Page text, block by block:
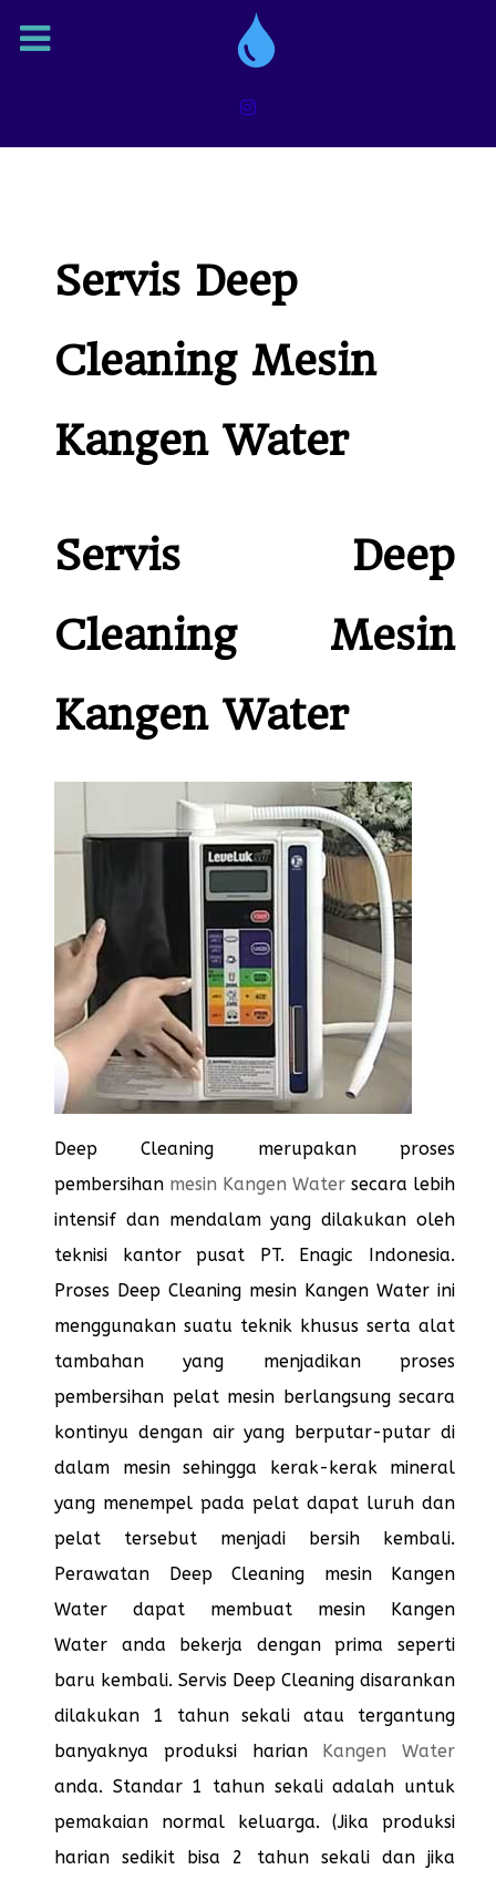
Servis Deep
Cleaning Mesin
Kangen Water
Servis Deep
Cleaning Mesin
Kangen Water
Deep Cleaning merupakan proses
pembersihan mesin Kangen Water secara lebih
intensif dan mendalam yang dilakukan oleh
teknisi kantor pusat PT. Enagic Indonesia.
Proses Deep Cleaning mesin Kangen Water ini
menggunakan suatu teknik khusus serta alat
tambahan yang menjadikan proses
pembersihan pelat mesin berlangsung secara
kontinyu dengan air yang berputar-putar di
dalam mesin sehingga kerak-kerak mineral
yang menempel pada pelat dapat luruh dan
pelat tersebut menjadi bersih kembali.
Perawatan Deep Cleaning mesin Kangen
Water dapat membuat mesin Kangen
Water anda bekerja dengan prima seperti
baru kembali. Servis Deep Cleaning disarankan
dilakukan 1 tahun sekali atau tergantung
banyaknya produksi harian Kangen Water
anda. Standar 1 tahun sekali adalah untuk
pemakaian normal keluarga. (Jika produksi
harian sedikit bisa 2 tahun sekali dan jika